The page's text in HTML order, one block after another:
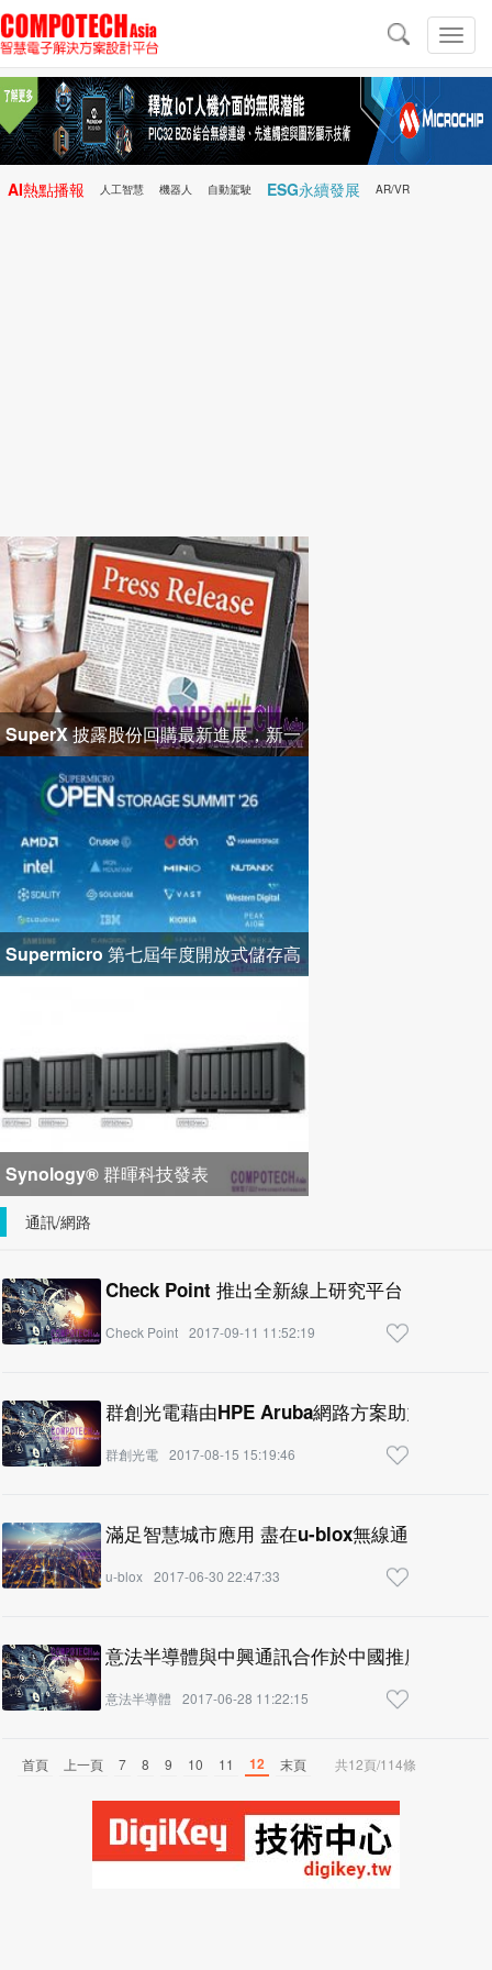
切
換
導
航
AI熱點播報 人工智慧 機器人 自動駕駛 ESG永續發展 AR/VR
SuperX 披露股份回購最新進展，新一
輪迴購落地堅定長期價值成長
Supermicro 第七屆年度開放式儲存高
Synology® 群暉科技發表
DiskStation neo+ 系列，以低入手門
通訊/網路
Check Point 推出全新線上研究平台，同時發
Check Point 2017-09-11 11:52:19
群創光電藉由HPE Aruba網路方案助力集團建
群創光電 2017-08-15 15:19:46
滿足智慧城市應用 盡在u-blox無線通訊解決方
u-blox 2017-06-30 22:47:33
意法半導體與中興通訊合作於中國推廣LoRa
意法半導體 2017-06-28 11:22:15
共12頁/114條
首頁 上一頁 7 8 9 10 11 12 末頁